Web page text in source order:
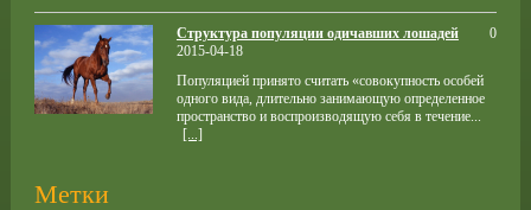
Структура популяции одичавших лошадей
2015-04-18
Популяцией принято считать «совокупность особей
одного вида, длительно занимающую определенное
пространство и воспроизводящую себя в течение...
[...]
0
Метки